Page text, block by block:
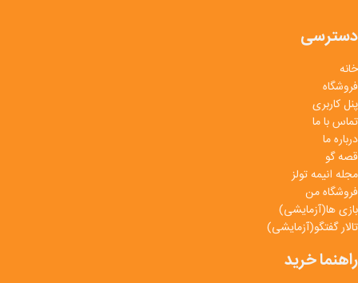
دسترسی
خانه
فروشگاه
پنل کاربری
تماس با ما
درباره ما
قصه گو
مجله انیمه تولز
فروشگاه من
بازی ها(آزمایشی)
تالار گفتگو(آزمایشی)
راهنما خرید